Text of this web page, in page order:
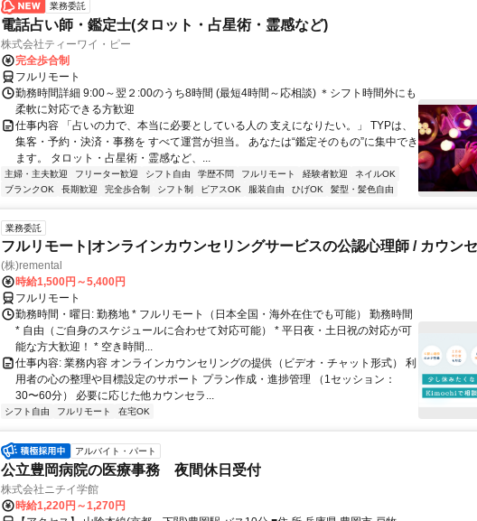
業務委託
電話占い師・鑑定士(タロット・占星術・霊感など)
株式会社ティーワイ・ピー
完全歩合制
フルリモート
勤務時間詳細 9:00～翌２:00のうち8時間 (最短4時間～応相談) ＊シフト時間外にも
柔軟に対応できる方歓迎
仕事内容 「占いの力で、本当に必要としている人の 支えになりたい。」 TYPは、
集客・予約・決済・事務を すべて運営が担当。 あなたは“鑑定そのもの”に集中でき
ます。 タロット・占星術・霊感など、...
主婦・主夫歓迎 フリーター歓迎 シフト自由 学歴不問 フルリモート 経験者歓迎
ネイルOK
ブランクOK
長期歓迎 完全歩合制 シフト制 ピアスOK 服装自由 ひげOK 髪型・髪色自由
業務委託
フルリモート|オンラインカウンセリングサービスの公認心理師 / カウン
(株)remental
時給1,500円～5,400円
フルリモート
勤務時間・曜日: 勤務地 * フルリモート（日本全国・海外在住でも可能） 勤務時間
* 自由（ご自身のスケジュールに合わせて対応可能） * 平日夜・土日祝の対応が可
能な方大歓迎！ * 空き時間...
仕事内容: 業務内容 オンラインカウンセリングの提供（ビデオ・チャット形式） 利
用者の心の整理や目標設定のサポート プラン作成・進捗管理 （1セッション：
30〜60分） 必要に応じた他カウンセラ...
シフト自由 フルリモート 在宅OK
アルバイト・パート
公立豊岡病院の医療事務 夜間休日受付
株式会社ニチイ学館
時給1,220円～1,270円